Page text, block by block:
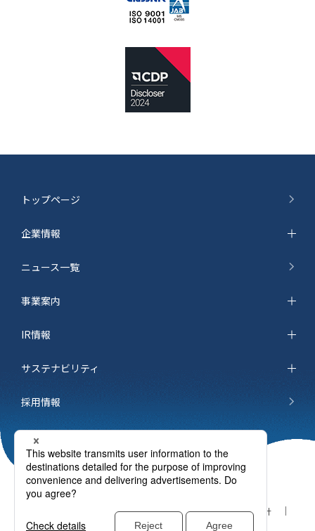
トップページ
企業情報
ニュース一覧
事業案内
IR情報
サステナビリティ
採用情報
お問い合わせ
個人情報保護方針
cookieポリシー